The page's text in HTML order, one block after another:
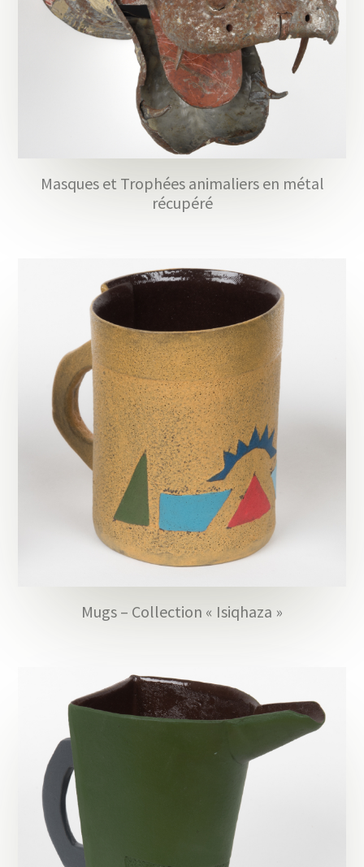
Masques et Trophées animaliers en métal
récupéré
Mugs – Collection « Isiqhaza »